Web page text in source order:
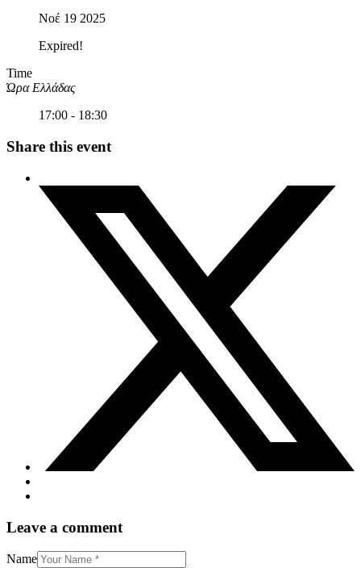
Νοέ 19 2025
Expired!
Time
Ώρα Ελλάδας
17:00 - 18:30
Share this event
Leave a comment
Name